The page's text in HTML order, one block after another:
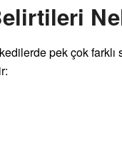
pek çok farklı